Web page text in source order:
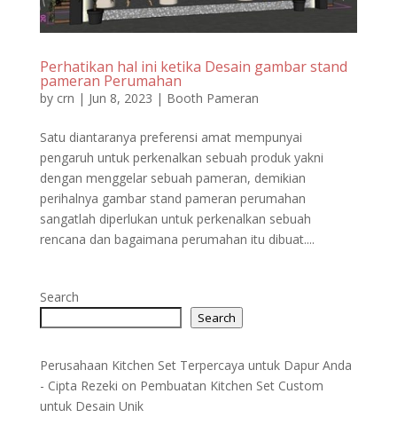
Perhatikan hal ini ketika Desain gambar stand
pameran Perumahan
by crn | Jun 8, 2023 | Booth Pameran
Satu diantaranya preferensi amat mempunyai
pengaruh untuk perkenalkan sebuah produk yakni
dengan menggelar sebuah pameran, demikian
perihalnya gambar stand pameran perumahan
sangatlah diperlukan untuk perkenalkan sebuah
rencana dan bagaimana perumahan itu dibuat....
Search
Search
Perusahaan Kitchen Set Terpercaya untuk Dapur Anda
- Cipta Rezeki on Pembuatan Kitchen Set Custom
untuk Desain Unik